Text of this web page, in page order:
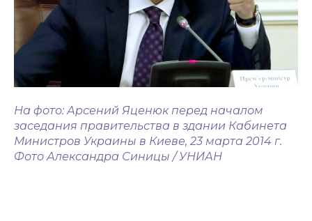
На фото: Арсений Яценюк перед началом
заседания правительства в здании Кабинета
Министров Украины в Киеве, 23 марта 2014 г.
Фото Александра Синицы / УНИАН